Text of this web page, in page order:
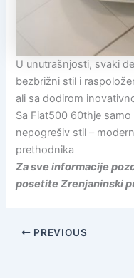
U unutrašnjosti, svaki
bezbrižni stil i
ali sa dodirom
Sa Fiat500 60thje
nepogrešiv stil –
prethodnika
Za sve informacije
posetite Zrenjaninski
PREVIOUS